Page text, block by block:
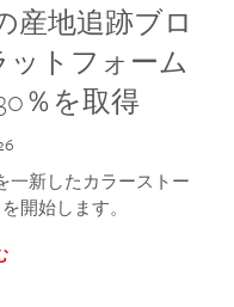
産地追跡ブロ
トフォーム
％を取得
一新したカラーストー
開始します。